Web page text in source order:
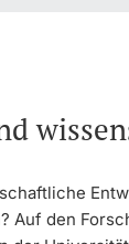
Auf den